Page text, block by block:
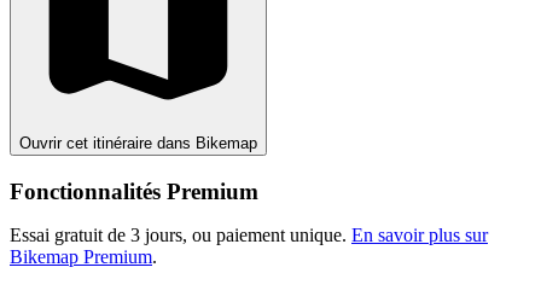
Ouvrir cet itinéraire dans Bikemap
Fonctionnalités Premium
Essai gratuit de 3 jours, ou paiement unique. En savoir plus sur
Bikemap Premium.